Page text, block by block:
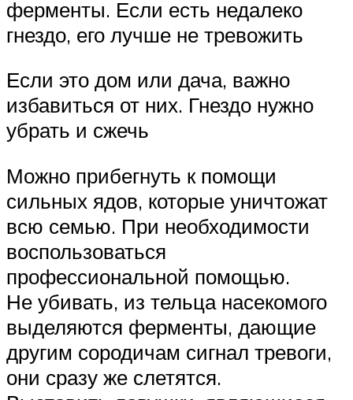
ферменты. Если есть недалеко
гнездо, его лучше не тревожить
Если это дом или дача, важно
избавиться от них. Гнездо нужно
убрать и сжечь
Можно прибегнуть к помощи
сильных ядов, которые уничтожат
всю семью. При необходимости
воспользоваться
профессиональной помощью.
Не убивать, из тельца насекомого
выделяются ферменты, дающие
другим сородичам сигнал тревоги,
они сразу же слетятся.